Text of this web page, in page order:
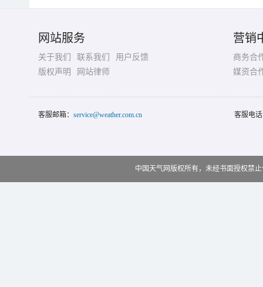
网站服务
关于我们 联系我们
用户反馈
版权声明
网站律师
营销
商务合
媒资合
客服邮箱： service@weather.com.cn 客服电
中国天气网版权所有，未经书面授权